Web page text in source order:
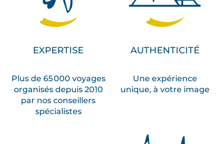
EXPERTISE
Plus de 65 000 voyages
organisés depuis 2010
par nos conseillers
spécialistes
AUTHENTICITÉ
Une expérience
unique, à votre image